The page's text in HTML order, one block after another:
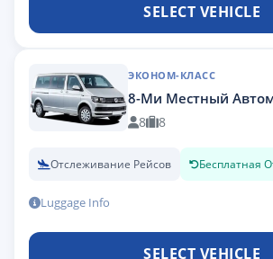
SELECT VEHICLE
ЭКОНОМ-КЛАСС
8-Ми Местный
8 8
Отслеживание Рейсов Бесплатная
Luggage Info
SELECT VEHICLE